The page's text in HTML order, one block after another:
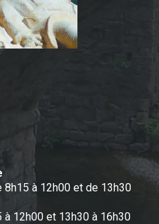
8h15 à 12h00 et de 13h30
à 12h00 et 13h30 à 16h30